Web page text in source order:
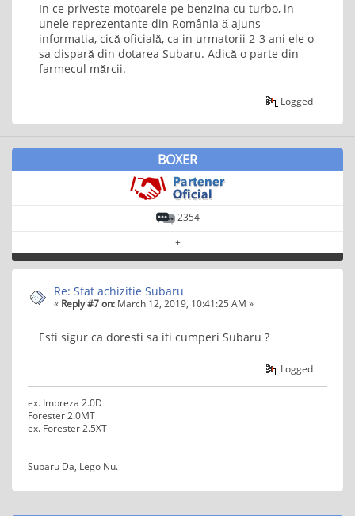
In ce priveste motoarele pe benzina cu turbo, in
unele reprezentante din România ă ajuns
informatia, cică oficială, ca in urmatorii 2-3 ani ele o
sa dispară din dotarea Subaru. Adică o parte din
farmecul mărcii.
Logged
BOXER
2354
+
Re: Sfat achizitie Subaru
« Reply #7 on: March 12, 2019, 10:41:25 AM »
Esti sigur ca doresti sa iti cumperi Subaru ?
Logged
ex. Impreza 2.0D
Forester 2.0MT
ex. Forester 2.5XT
Subaru Da, Lego Nu.